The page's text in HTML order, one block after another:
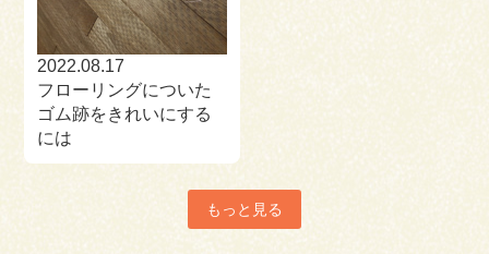
2022.08.17
フローリングについた
ゴム跡をきれいにする
には
もっと見る